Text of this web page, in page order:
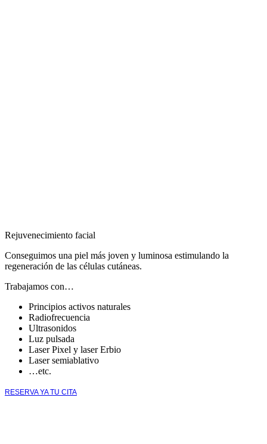
Rejuvenecimiento facial
Conseguimos una piel más joven y luminosa estimulando la
regeneración de las células cutáneas.
Trabajamos con…
Principios activos naturales
Radiofrecuencia
Ultrasonidos
Luz pulsada
Laser Pixel y laser Erbio
Laser semiablativo
…etc.
RESERVA YA TU CITA